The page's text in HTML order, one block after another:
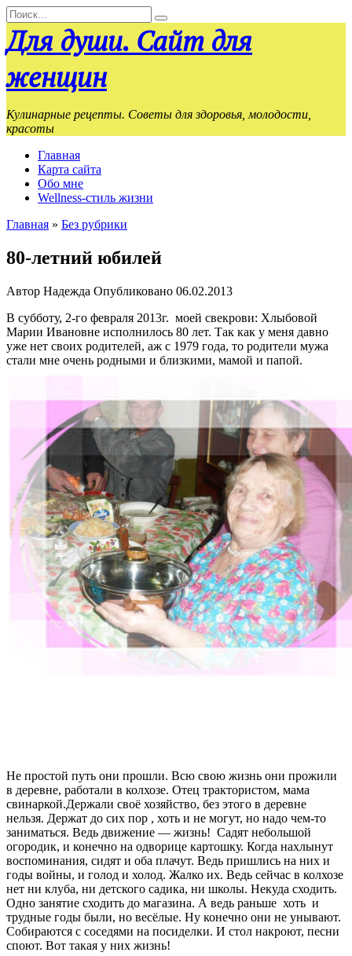
Перейти
к
содержанию
Search
for:
Для души. Сайт для
женщин
Кулинарные рецепты. Советы для здоровья, молодости,
красоты
Главная
Карта сайта
Обо мне
Wellness-стиль жизни
Главная » Без рубрики
80-летний юбилей
Автор Надежда Опубликовано 06.02.2013
В субботу, 2-го февраля 2013г. моей свекрови: Хлыбовой
Марии Ивановне исполнилось 80 лет. Так как у меня давно
уже нет своих родителей, аж с 1979 года, то родители мужа
стали мне очень родными и близкими, мамой и папой.
Не простой путь они прошли. Всю свою жизнь они прожили
в деревне, работали в колхозе. Отец трактористом, мама
свинаркой.Держали своё хозяйство, без этого в деревне
нельзя. Держат до сих пор , хоть и не могут, но надо чем-то
заниматься. Ведь движение — жизнь! Садят небольшой
огородик, и конечно на одворице картошку. Когда нахлынут
воспоминания, сидят и оба плачут. Ведь пришлись на них и
годы войны, и голод и холод. Жалко их. Ведь сейчас в колхозе
нет ни клуба, ни детского садика, ни школы. Некуда сходить.
Одно занятие сходить до магазина. А ведь раньше хоть и
трудные годы были, но весёлые. Ну конечно они не унывают.
Собираются с соседями на посиделки. И стол накроют, песни
споют. Вот такая у них жизнь!